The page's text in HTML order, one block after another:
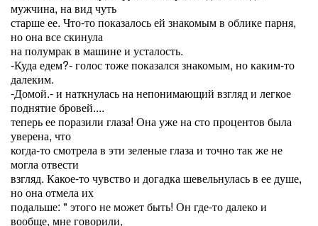
мужчина, на вид чуть
старше ее. Что-то показалось ей знакомым в облике парня,
но она все скинула
на полумрак в машине и усталость.
-Куда едем?- голос тоже показался знакомым, но каким-то
далеким.
-Домой.- и наткнулась на непонимающий взгляд и легкое
поднятие бровей....
теперь ее поразили глаза! Она уже на сто процентов была
уверена, что
когда-то смотрела в эти зеленые глаза и точно так же не
могла отвести
взгляд. Какое-то чувство и догадка шевельнулась в ее душе,
но она отмела их
подальше: " этого не может быть! Он где-то далеко и
вообще, мне говорили,